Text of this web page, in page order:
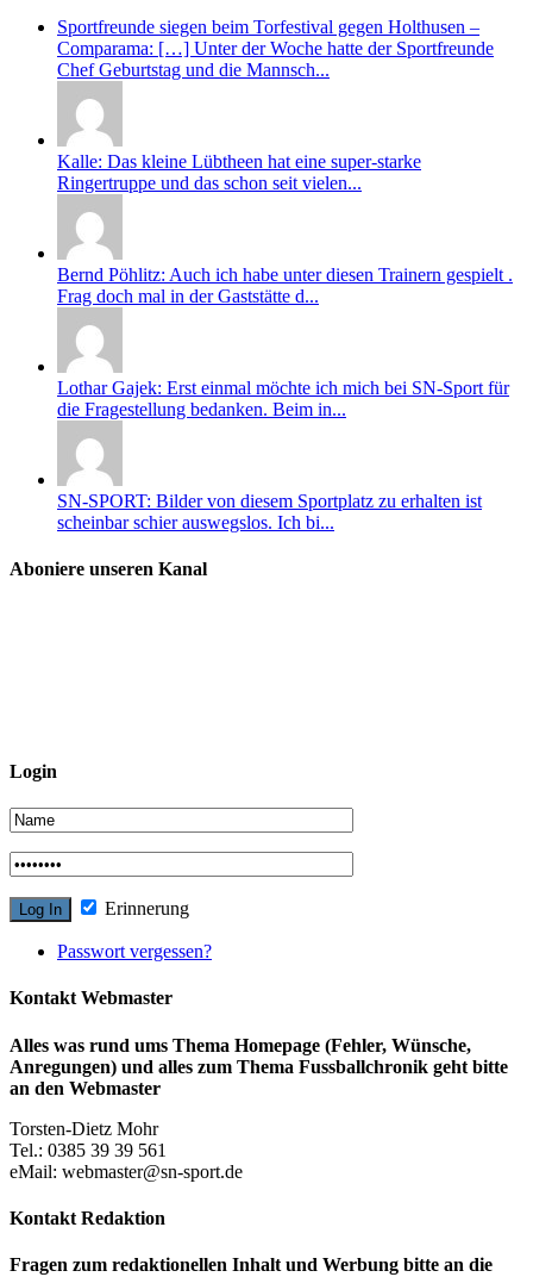
Sportfreunde siegen beim Torfestival gegen Holthusen –
Comparama: […] Unter der Woche hatte der Sportfreunde
Chef Geburtstag und die Mannsch...
Kalle: Das kleine Lübtheen hat eine super-starke
Ringertruppe und das schon seit vielen...
Bernd Pöhlitz: Auch ich habe unter diesen Trainern gespielt .
Frag doch mal in der Gaststätte d...
Lothar Gajek: Erst einmal möchte ich mich bei SN-Sport für
die Fragestellung bedanken. Beim in...
SN-SPORT: Bilder von diesem Sportplatz zu erhalten ist
scheinbar schier auswegslos. Ich bi...
Aboniere unseren Kanal
Login
Erinnerung
Passwort vergessen?
Kontakt Webmaster
Alles was rund ums Thema Homepage (Fehler, Wünsche,
Anregungen) und alles zum Thema Fussballchronik geht bitte
an den Webmaster
Torsten-Dietz Mohr
Tel.: 0385 39 39 561
eMail: webmaster@sn-sport.de
Kontakt Redaktion
Fragen zum redaktionellen Inhalt und Werbung bitte an die